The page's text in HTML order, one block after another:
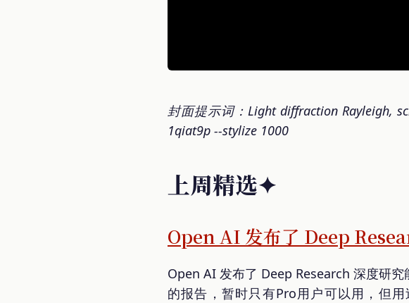
封面提示词：Light diffraction Rayleigh,
1qiat9p --stylize 1000
上周精选✦
Open AI 发布了 Deep
Open AI 发布了 Deep Research 深度研
的报告，暂时只有Pro用户可以用，但